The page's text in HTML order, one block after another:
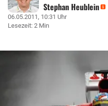
Stephan Heublein
06.05.2011, 10:31 Uhr
Lesezeit: 2 Min